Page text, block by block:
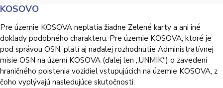
KOSOVO
Pre územie KOSOVA neplatia žiadne Zelené karty a ani iné
doklady podobného charakteru. Pre územie KOSOVA, ktoré je
pod správou OSN, platí aj naďalej rozhodnutie Administratívnej
misie OSN na území KOSOVA (ďalej len „UNMIK“) o zavedení
hraničného poistenia vozidiel vstupujúcich na územie KOSOVA, z
čoho vyplývajú nasledujúce skutočnosti: